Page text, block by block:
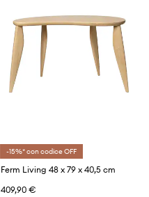
-15%* con codice OFF
Ferm Living 48 x 79 x 40,5 cm
409,90 €